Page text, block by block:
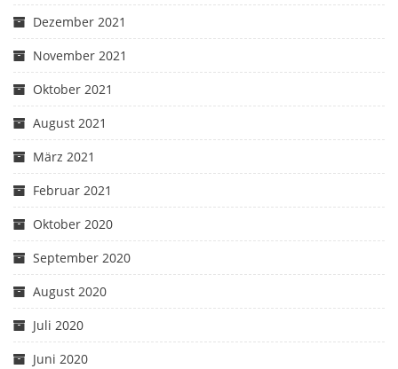
Dezember 2021
November 2021
Oktober 2021
August 2021
März 2021
Februar 2021
Oktober 2020
September 2020
August 2020
Juli 2020
Juni 2020